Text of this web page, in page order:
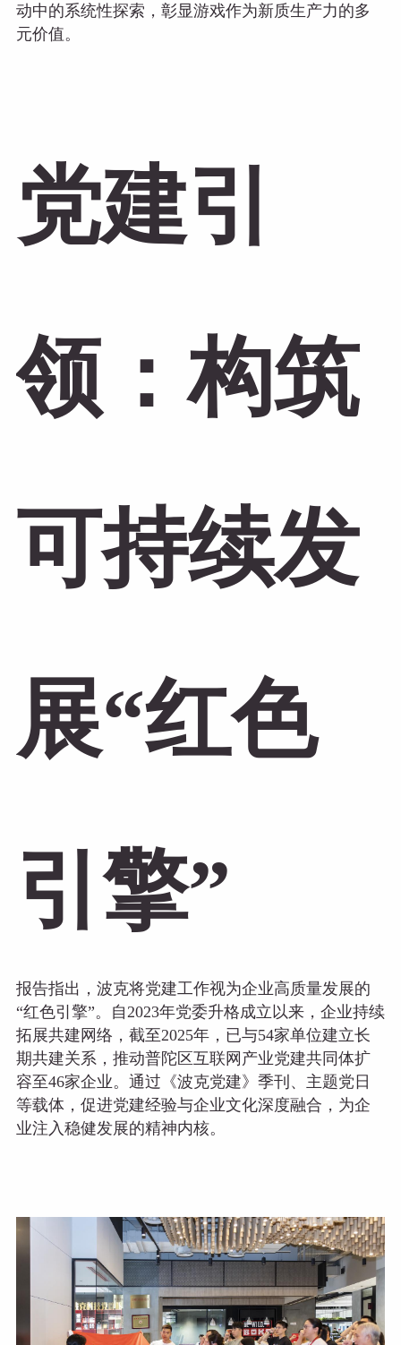
动中的系统性探索，彰显游戏作为新质生产力的多
元价值。
党建引
领：构筑
可持续发
展“红色
引擎”
报告指出，波克将党建工作视为企业高质量发展的
“红色引擎”。自2023年党委升格成立以来，企业持续
拓展共建网络，截至2025年，已与54家单位建立长
期共建关系，推动普陀区互联网产业党建共同体扩
容至46家企业。通过《波克党建》季刊、主题党日
等载体，促进党建经验与企业文化深度融合，为企
业注入稳健发展的精神内核。